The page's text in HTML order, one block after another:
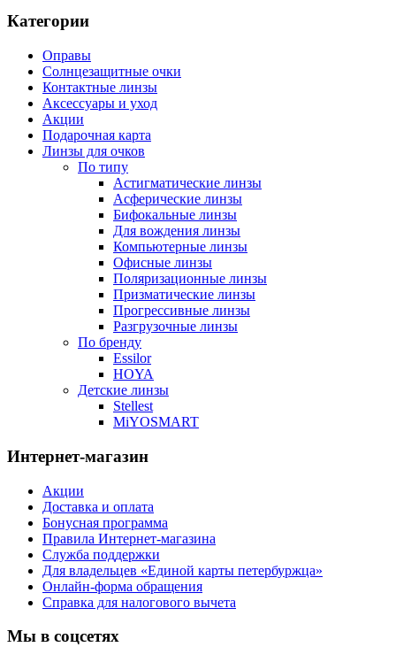
Категории
Оправы
Солнцезащитные очки
Контактные линзы
Аксессуары и уход
Акции
Подарочная карта
Линзы для очков
По типу
Астигматические линзы
Асферические линзы
Бифокальные линзы
Для вождения линзы
Компьютерные линзы
Офисные линзы
Поляризационные линзы
Призматические линзы
Прогрессивные линзы
Разгрузочные линзы
По бренду
Essilor
HOYA
Детские линзы
Stellest
MiYOSMART
Интернет-магазин
Акции
Доставка и оплата
Бонусная программа
Правила Интернет-магазина
Служба поддержки
Для владельцев «Единой карты петербуржца»
Онлайн-форма обращения
Справка для налогового вычета
Мы в соцсетях